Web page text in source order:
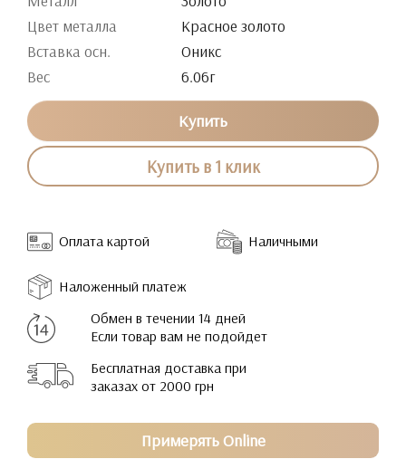
Цвет металла
Красное золото
Вставка осн.
Оникс
Вес
6.06г
Купить
Купить в 1 клик
Оплата картой Наличными
Наложенный платеж
Обмен в течении 14 дней
Если товар вам не подойдет
Бесплатная доставка при
заказах от 2000 грн
Примерять Online